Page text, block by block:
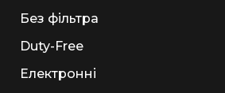
Без фільтра
Duty-Free
Електронні